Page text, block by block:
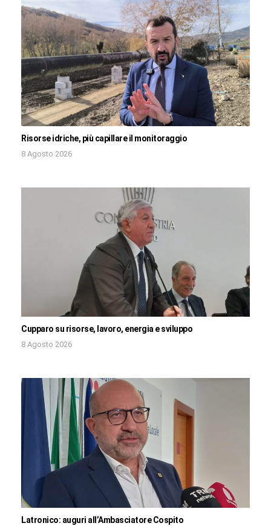
Risorse idriche, più capillare il monitoraggio
8 Agosto 2026
Cupparo su risorse, lavoro, energia e sviluppo
8 Agosto 2026
Latronico: auguri all’Ambasciatore Cospito